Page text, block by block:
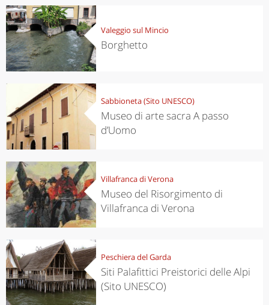
Valeggio sul Mincio
Borghetto
Sabbioneta (Sito UNESCO)
Museo di arte sacra A passo
d’Uomo
Villafranca di Verona
Museo del Risorgimento di
Villafranca di Verona
Peschiera del Garda
Siti Palafittici Preistorici delle Alpi
(Sito UNESCO)